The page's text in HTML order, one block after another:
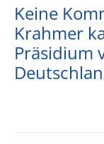
Keine
Krahmer
Präsidium